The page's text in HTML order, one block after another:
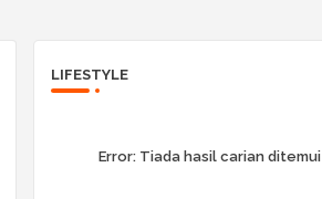
LIFESTYLE
Error: Tiada hasil carian ditemui